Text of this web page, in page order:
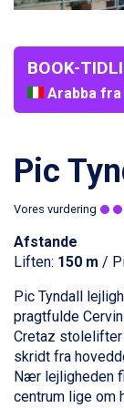
BOOK-
Arabba fra
La Thuile
Cervinia
Sölden fra
Bad
Passo
Saalbach
Sestriere
Wagrain
Ischgl fra
St. Anton
Zell am
Livigno fra
Pic
Vores vurdering
Afstande
Liften: 150 m /
Pic Tyndall
pragtfulde
Cretaz stolelifter
skridt fra
Nær lejligheden
centrum lige om